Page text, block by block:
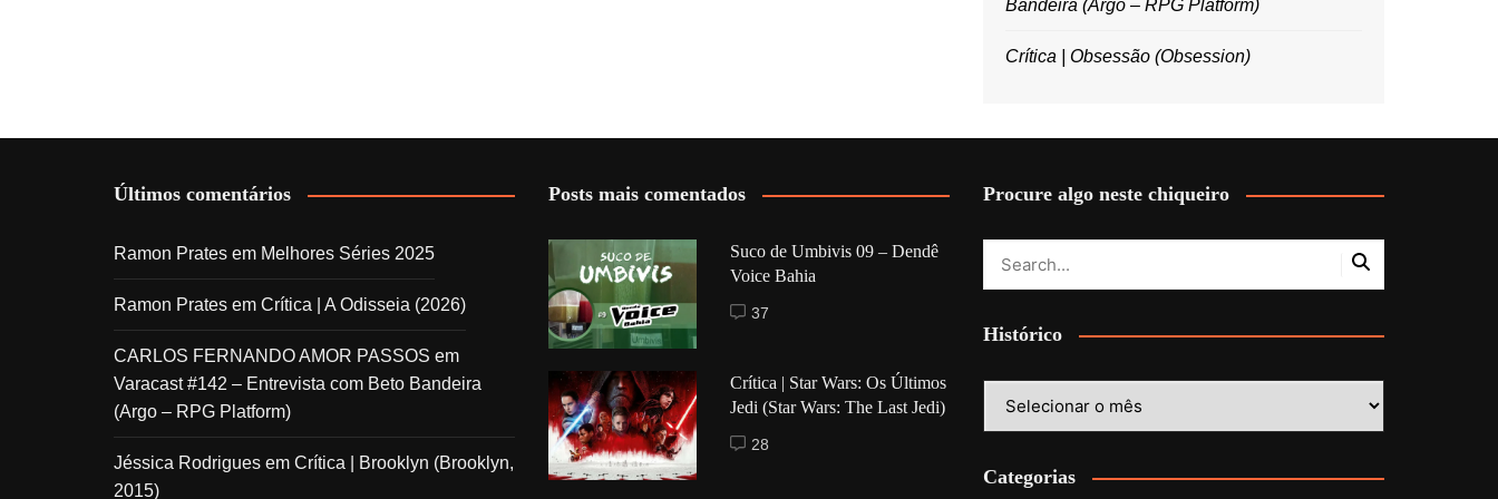
Bandeira (Argo – RPG Platform)
Crítica | Obsessão (Obsession)
Últimos comentários
Ramon Prates em Melhores Séries 2025
Ramon Prates em Crítica | A Odisseia (2026)
CARLOS FERNANDO AMOR PASSOS em
Varacast #142 – Entrevista com Beto Bandeira
(Argo – RPG Platform)
Jéssica Rodrigues em Crítica | Brooklyn (Brooklyn,
2015)
Posts mais comentados
Suco de Umbivis 09 – Dendê
Voice Bahia
37
Crítica | Star Wars: Os Últimos
Jedi (Star Wars: The Last Jedi)
28
Procure algo neste chiqueiro
Histórico
Categorias